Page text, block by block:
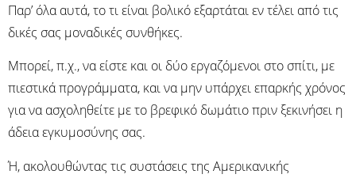
Παρ’ όλα αυτά, το τι είναι βολικό εξαρτάται εν τέλει από τις
δικές σας μοναδικές συνθήκες.
Μπορεί, π.χ., να είστε και οι δύο εργαζόμενοι στο σπίτι, με
πιεστικά προγράμματα, και να μην υπάρχει επαρκής χρόνος
για να ασχοληθείτε με το βρεφικό δωμάτιο πριν ξεκινήσει η
άδεια εγκυμοσύνης σας.
Ή, ακολουθώντας τις συστάσεις της Αμερικανικής